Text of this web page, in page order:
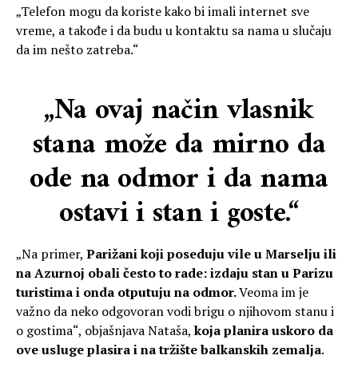
„Telefon mogu da koriste kako bi imali internet sve
vreme, a takođe i da budu u kontaktu sa nama u slučaju
da im nešto zatreba.“
„Na ovaj način vlasnik
stana može da mirno da
ode na odmor i da nama
ostavi i stan i goste.“
„Na primer, Parižani koji poseduju vile u Marselju ili
na Azurnoj obali često to rade: izdaju stan u Parizu
turistima i onda otputuju na odmor.Veoma im je
važno da neko odgovoran vodi brigu o njihovom stanu i
o gostima“, objašnjava Nataša,koja planira uskoro da
ove usluge plasira i na tržište balkanskih zemalja.